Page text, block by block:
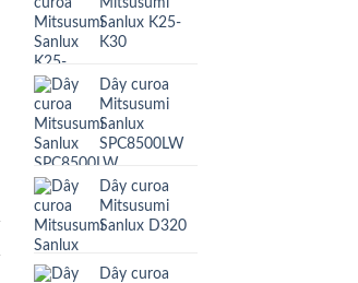
Sanlux K25-
K30
Dây curoa
Mitsusumi
Sanlux
SPC8500LW
Dây curoa
Mitsusumi
Sanlux D320
Dây curoa